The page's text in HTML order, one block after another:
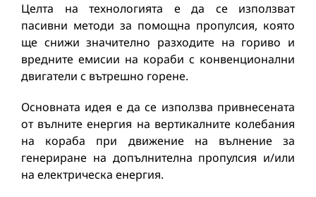
Целта на технологията е да се използват
пасивни методи за помощна пропулсия, която
ще снижи значително разходите на гориво и
вредните емисии на кораби с конвенционални
двигатели с вътрешно горене.
Основната идея е да се използва привнесената
от вълните енергия на вертикалните колебания
на кораба при движение на вълнение за
генериране на допълнителна пропулсия и/или
на електрическа енергия.